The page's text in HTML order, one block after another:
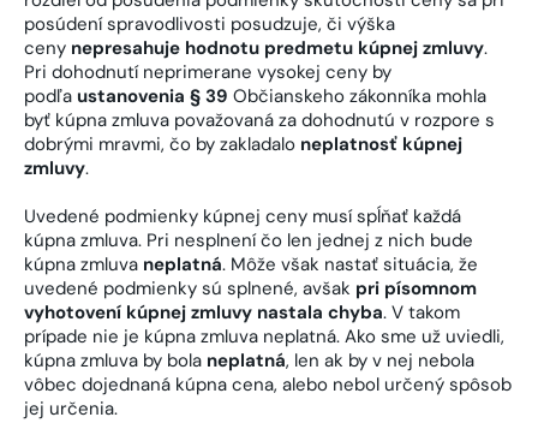
posúdení spravodlivosti posudzuje, či výška
ceny nepresahuje hodnotu predmetu kúpnej zmluvy.
Pri dohodnutí neprimerane vysokej ceny by
podľa ustanovenia § 39 Občianskeho zákonníka mohla
byť kúpna zmluva považovaná za dohodnutú v rozpore s
dobrými mravmi, čo by zakladalo neplatnosť kúpnej
zmluvy.
Uvedené podmienky kúpnej ceny musí spĺňať každá
kúpna zmluva. Pri nesplnení čo len jednej z nich bude
kúpna zmluva neplatná. Môže však nastať situácia, že
uvedené podmienky sú splnené, avšak pri písomnom
vyhotovení kúpnej zmluvy nastala chyba. V takom
prípade nie je kúpna zmluva neplatná. Ako sme už uviedli,
kúpna zmluva by bola neplatná, len ak by v nej nebola
vôbec dojednaná kúpna cena, alebo nebol určený spôsob
jej určenia.